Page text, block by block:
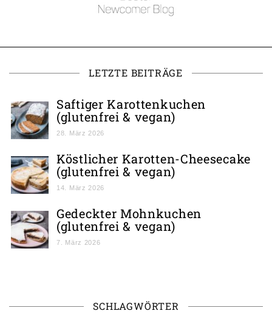
LETZTE BEITRÄGE
Saftiger Karottenkuchen
(glutenfrei & vegan)
28. März 2026
Köstlicher Karotten-Cheesecake
(glutenfrei & vegan)
14. März 2026
Gedeckter Mohnkuchen
(glutenfrei & vegan)
7. März 2026
SCHLAGWÖRTER